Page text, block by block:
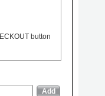
button